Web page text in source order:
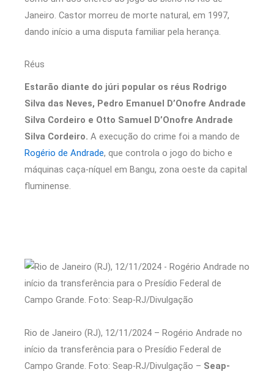
Janeiro. Castor morreu de morte natural, em 1997,
dando início a uma disputa familiar pela herança.
Réus
Estarão diante do júri popular os réus Rodrigo
Silva das Neves, Pedro Emanuel D’Onofre Andrade
Silva Cordeiro e Otto Samuel D’Onofre Andrade
Silva Cordeiro. A execução do crime foi a mando de
Rogério de Andrade, que controla o jogo do bicho e
máquinas caça-níquel em Bangu, zona oeste da capital
fluminense.
Rio de Janeiro (RJ), 12/11/2024 – Rogério Andrade no
início da transferência para o Presídio Federal de
Campo Grande. Foto: Seap-RJ/Divulgação – Seap-